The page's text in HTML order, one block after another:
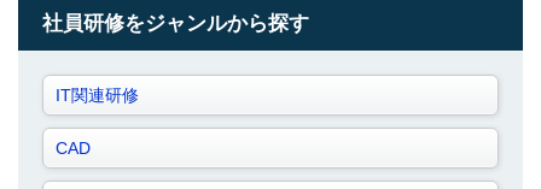
社員研修をジャンルから探す
IT関連研修
CAD